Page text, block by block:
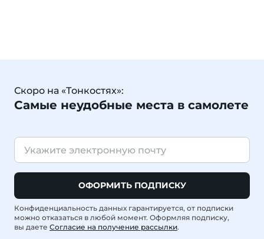
Скоро на «Тонкостях»:
Самые неудобные места в самолете
ОФОРМИТЬ ПОДПИСКУ
Конфиденциальность данных гарантируется, от подписки
можно отказаться в любой момент. Оформляя подписку,
вы даете Согласие на получение рассылки.